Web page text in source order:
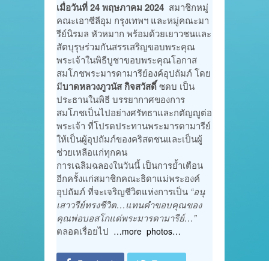
เมื่อวันที่ 24 พฤษภาคม 2024 สมาชิกหมู่
คณะเอาซีลีอุม กรุงเทพฯ และหมู่คณะมา
รีย์นิรมล หัวหมาก พร้อมด้วยเยาวชนและ
สัตบุรุษร่วมกันสรรเสริญขอบพระคุณ
พระเจ้าในพิธีบูชาขอบพระคุณโอกาส
สมโภชพระมารดามารีย์องค์อุปถัมภ์ โดย
มีบาดหลวงภูวนัส กิจสวัสดิ์ซดบ เป็น
ประธานในพิธี บรรยากาศของการ
สมโภชเป็นไปอย่างศรัทธาและกตัญญูต่อ
พระเจ้า ที่โปรดประทานพระมารดามารีย์
ให้เป็นผู้อุปถัมภ์ของคริสตชนและเป็นผู้
ช่วยเหลือแก่ทุกคน
การเฉลิมฉลองในวันนี้ เป็นการย้ำเตือน
อีกครั้งแก่สมาชิกคณะธิดาแม่พระองค์
อุปถัมภ์ ที่จะเจริญชีวิตแห่งการเป็น “อนุ
เสาวรีย์ทรงชีวิต…แทนคำขอบคุณของ
คุณพ่อบอสโกแด่พระมารดามารีย์…”
ตลอดเรื่อยไป …more photos…